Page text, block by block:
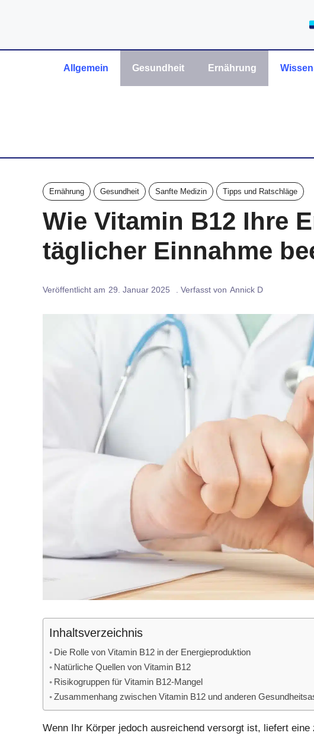
Allgemein Gesundheit Ernährung
Ernährung Gesundheit Sanfte Medizin Tipps und Ratschläge
Wie Vitamin B12 Ihre
täglicher Einnahme
Veröffentlicht am 29. Januar 2025 . Verfasst von Annick D
Inhaltsverzeichnis
Die Rolle von Vitamin B12 in der Energieproduktion
Natürliche Quellen von Vitamin B12
Risikogruppen für Vitamin B12-Mangel
Zusammenhang zwischen Vitamin B12 und anderen
Wenn Ihr Körper jedoch ausreichend versorgt ist, liefert